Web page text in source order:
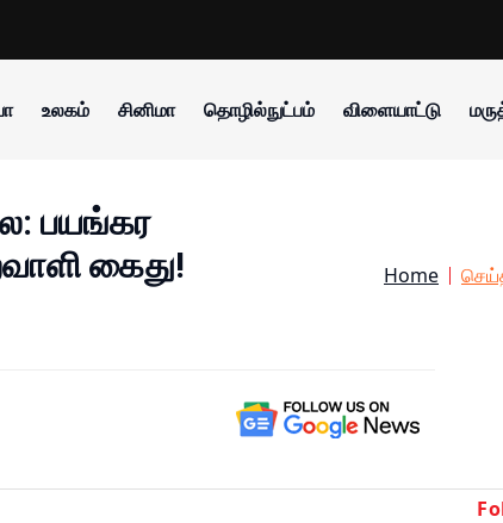
உலகம் சினிமா தொழில்நுட்பம் விளையாட்டு
பயங்கர
கைது!
Home